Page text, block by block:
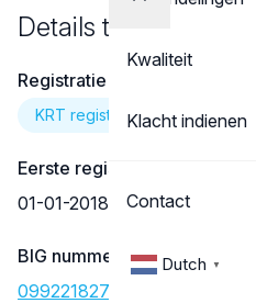
Kwaliteit
Klacht indienen
Contact
Dutch ▼
Details tandarts
Registratie
KRT registratie
Eerste registratie
01-01-2018
BIG nummer
09922182702